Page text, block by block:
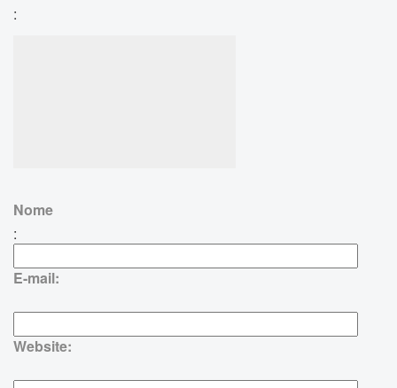
:
Nome
:
E-mail:
Website: